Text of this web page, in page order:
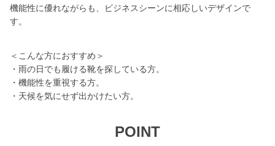
機能性に優れながらも、ビジネスシーンに相応しいデザインで
す。
＜こんな方におすすめ＞
・雨の日でも履ける靴を探している方。
・機能性を重視する方。
・天候を気にせず出かけたい方。
POINT